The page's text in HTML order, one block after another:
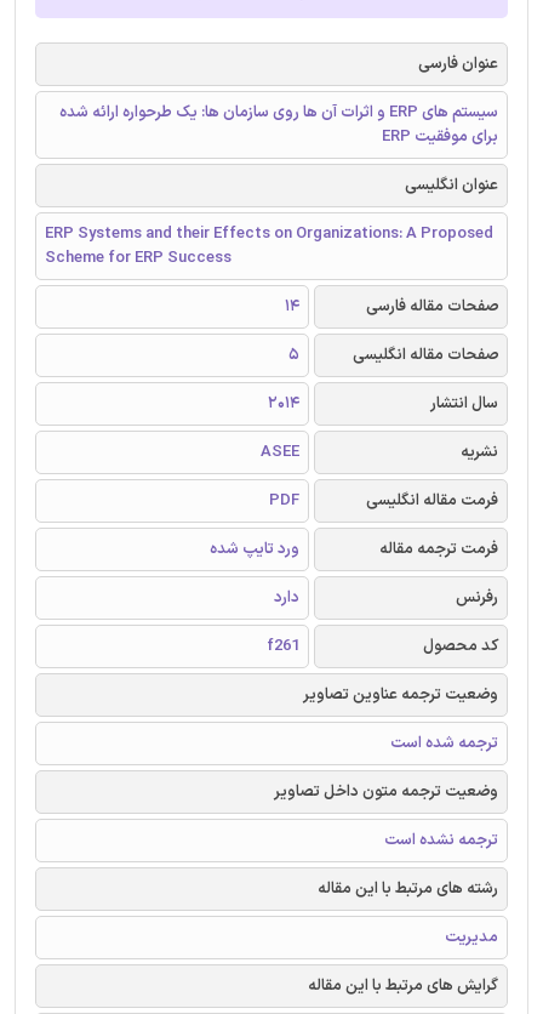
عنوان فارسی
سیستم های ERP و اثرات آن‌ ها روی سازمان‌ ها: یک طرحواره‌ ارائه شده
برای موفقیت ERP
عنوان انگلیسی
ERP Systems and their Effects on Organizations: A Proposed
Scheme for ERP Success
صفحات مقاله فارسی
14
صفحات مقاله انگلیسی
5
سال انتشار
2014
نشریه
ASEE
فرمت مقاله انگلیسی
PDF
فرمت ترجمه مقاله
ورد تایپ شده
رفرنس
دارد
کد محصول
f261
وضعیت ترجمه عناوین تصاویر
ترجمه شده است
وضعیت ترجمه متون داخل تصاویر
ترجمه نشده است
رشته های مرتبط با این مقاله
مدیریت
گرایش های مرتبط با این مقاله